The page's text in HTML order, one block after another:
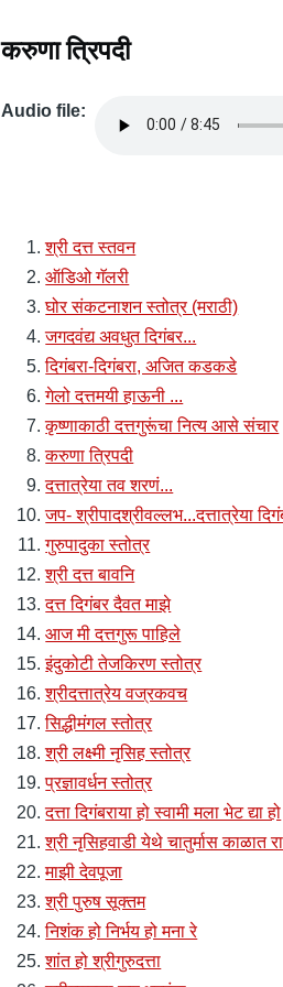
करुणा त्रिपदी
Audio file
श्री दत्त स्तवन
ऑडिओ गॅलरी
घोर संकटनाशन स्तोत्र (मराठी)
जगदवंद्य अवधुत दिगंबर...
दिगंबरा-दिगंबरा, अजित कडकडे
गेलो दत्तमयी हाऊनी ...
कृष्णाकाठी दत्तगुरूंचा नित्य आसे संचार
करुणा त्रिपदी
दत्तात्रेया तव शरणं...
जप- श्रीपादश्रीवल्लभ...दत्तात्रेया
गुरुपादुका स्तोत्र
श्री दत्त बावनि
दत्त दिगंबर दैवत माझे
आज मी दत्तगुरू पाहिले
इंदुकोटी तेजकिरण स्तोत्र
श्रीदत्तात्रेय वज्रकवच
सिद्धीमंगल स्तोत्र
श्री लक्ष्मी नृसिह स्तोत्र
प्रज्ञावर्धन स्तोत्र
दत्ता दिगंबराया हो स्वामी मला भेट द्या हो
श्री नृसिहवाडी येथे चातुर्मास काळात
माझी देवपूजा
श्री पुरुष सूक्तम
निशंक हो निर्भय हो मना रे
शांत हो श्रीगुरुदत्ता